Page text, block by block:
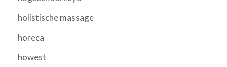
holistische massage
horeca
howest